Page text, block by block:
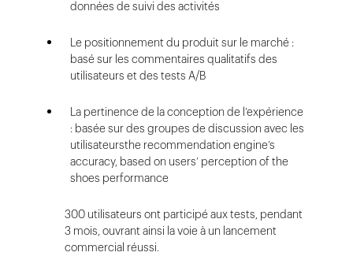
données de suivi des activités
Le positionnement du produit sur le marché :
basé sur les commentaires qualitatifs des
utilisateurs et des tests A/B
La pertinence de la conception de l’expérience
: basée sur des groupes de discussion avec les
utilisateursthe recommendation engine’s
accuracy, based on users’ perception of the
shoes performance
300 utilisateurs ont participé aux tests, pendant
3 mois, ouvrant ainsi la voie à un lancement
commercial réussi.